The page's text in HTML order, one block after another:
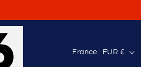
P
France | EUR €